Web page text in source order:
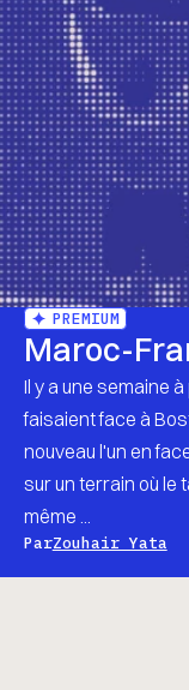
PREMIUM
Maroc-
Il y a une semaine
faisaient face à
nouveau l'un en
sur un terrain où le
même ...
ParZouhair Yata